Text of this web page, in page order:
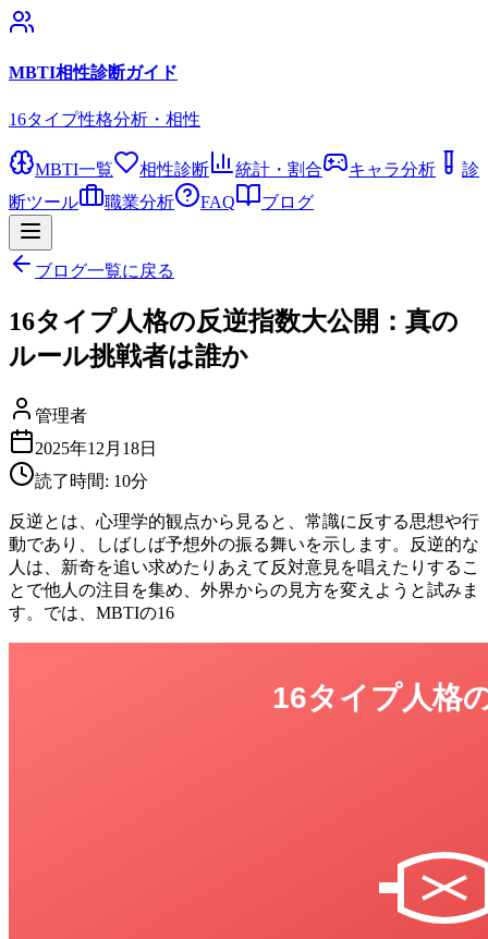
MBTI相性診断ガイド
16タイプ性格分析・相性
MBTI一覧 相性診断 統計・割合 キャラ分析
診
断ツール
職業分析 FAQ ブログ
ブログ一覧に戻る
16タイプ人格の反逆指数大公開：真の
ルール挑戦者は誰か
管理者
2025年12月18日
読了時間: 10分
反逆とは、心理学的観点から見ると、常識に反する思想や行
動であり、しばしば予想外の振る舞いを示します。反逆的な
人は、新奇を追い求めたりあえて反対意見を唱えたりするこ
とで他人の注目を集め、外界からの見方を変えようと試みま
す。では、MBTIの16